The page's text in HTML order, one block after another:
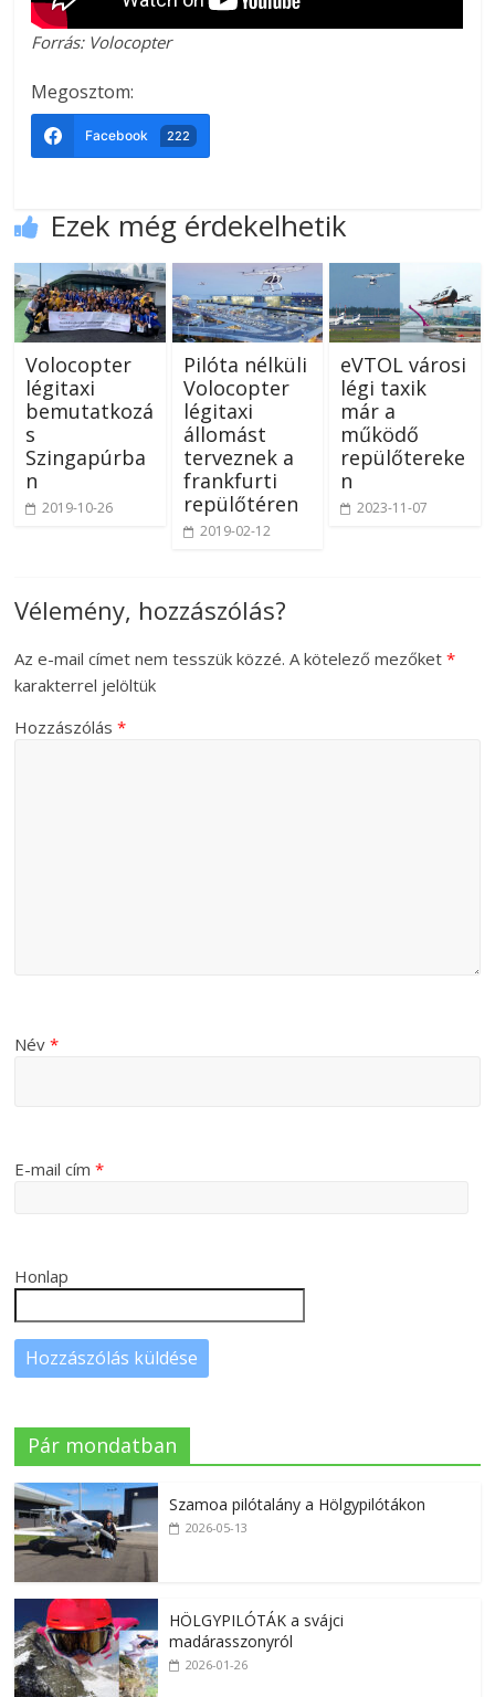
Forrás: Volocopter
Megosztom:
Facebook 222
Ezek még érdekelhetik
Volocopter
légitaxi
bemutatkozá
s
Szingapúrba
n
2019-10-26
Pilóta nélküli
Volocopter
légitaxi
állomást
terveznek a
frankfurti
repülőtéren
2019-02-12
eVTOL városi
légi taxik
már a
működő
repülőtereke
n
2023-11-07
Vélemény, hozzászólás?
Az e-mail címet nem tesszük közzé. A kötelező mezőket*
karakterrel jelöltük
Hozzászólás*
Név*
E-mail cím*
Honlap
Pár mondatban
Szamoa pilótalány a Hölgypilótákon
2026-05-13
HÖLGYPILÓTÁK a svájci
madárasszonyról
2026-01-26